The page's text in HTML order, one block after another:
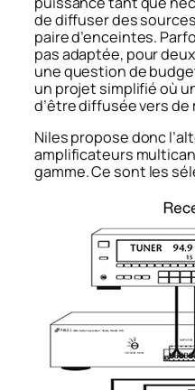
de diffuser des
paire d’enceintes.
pas adaptée, pour
une question de
un projet simplifié où
d’être diffusée vers
Niles propose donc
amplificateurs
gamme. Ce sont les